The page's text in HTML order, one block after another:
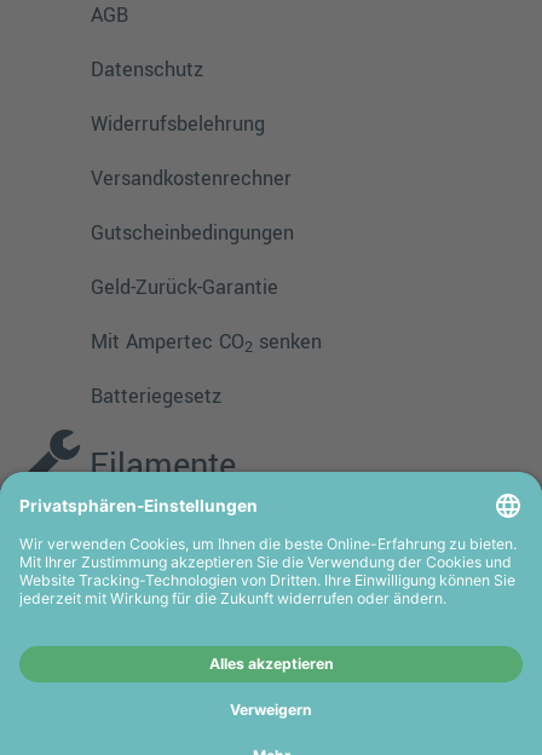
AGB
Datenschutz
Widerrufsbelehrung
Versandkostenrechner
Gutscheinbedingungen
Geld-Zurück-Garantie
Mit Ampertec CO2 senken
Batteriegesetz
Filamente
ASA PLA HIPS PMMA PETG PVA TPE